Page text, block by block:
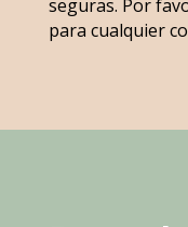
seguras. Por
para cualquier